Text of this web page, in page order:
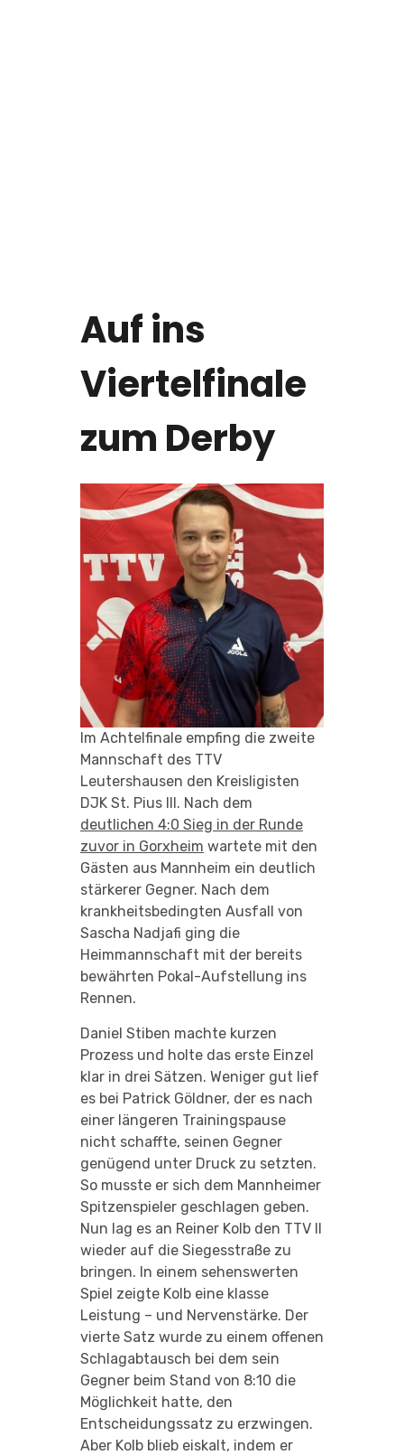
Auf ins
Viertelfinale
zum Derby
Im Achtelfinale empfing die zweite
Mannschaft des TTV
Leutershausen den Kreisligisten
DJK St. Pius III. Nach dem
deutlichen 4:0 Sieg in der Runde
zuvor in Gorxheim wartete mit den
Gästen aus Mannheim ein deutlich
stärkerer Gegner. Nach dem
krankheitsbedingten Ausfall von
Sascha Nadjafi ging die
Heimmannschaft mit der bereits
bewährten Pokal-Aufstellung ins
Rennen.
Daniel Stiben machte kurzen
Prozess und holte das erste Einzel
klar in drei Sätzen. Weniger gut lief
es bei Patrick Göldner, der es nach
einer längeren Trainingspause
nicht schaffte, seinen Gegner
genügend unter Druck zu setzten.
So musste er sich dem Mannheimer
Spitzenspieler geschlagen geben.
Nun lag es an Reiner Kolb den TTV II
wieder auf die Siegesstraße zu
bringen. In einem sehenswerten
Spiel zeigte Kolb eine klasse
Leistung – und Nervenstärke. Der
vierte Satz wurde zu einem offenen
Schlagabtausch bei dem sein
Gegner beim Stand von 8:10 die
Möglichkeit hatte, den
Entscheidungssatz zu erzwingen.
Aber Kolb blieb eiskalt, indem er